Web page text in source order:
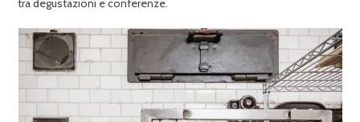
tra degustazioni e conferenze.